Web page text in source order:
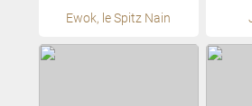
Ewok, le Spitz Nain